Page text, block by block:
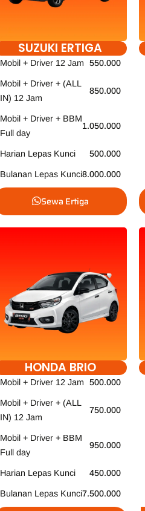
SUZUKI ERTIGA
Mobil + Driver 12 Jam 550.000
Mobil + Driver + (ALL
IN) 12 Jam
850.000
Mobil + Driver + BBM
Full day
1.050.000
Harian Lepas Kunci 500.000
Bulanan Lepas Kunci8.000.000
Sewa Ertiga
HONDA BRIO
Mobil + Driver 12 Jam 500.000
Mobil + Driver + (ALL
IN) 12 Jam
750.000
Mobil + Driver + BBM
Full day
950.000
Harian Lepas Kunci 450.000
Bulanan Lepas Kunci7.500.000